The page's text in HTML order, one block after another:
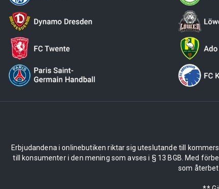
Erbjudandena i onlinebutiken riktar sig uteslutande till
till konsumenter i den mening som avses i § 13 BGB. Med
som